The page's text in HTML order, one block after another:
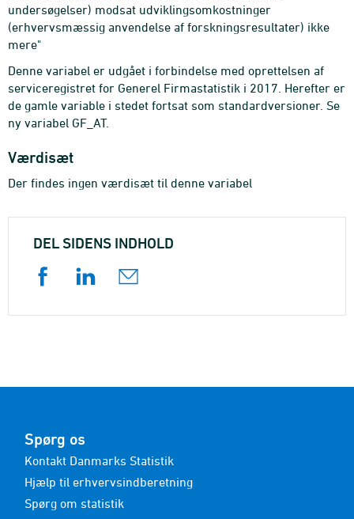
undersøgelser) modsat udviklingsomkostninger
(erhvervsmæssig anvendelse af forskningsresultater) ikke
mere"
Denne variabel er udgået i forbindelse med oprettelsen af
serviceregistret for Generel Firmastatistik i 2017. Herefter er
de gamle variable i stedet fortsat som standardversioner. Se
ny variabel GF_AT.
Værdisæt
Der findes ingen værdisæt til denne variabel
DEL SIDENS INDHOLD
Spørg os
Kontakt Danmarks Statistik
Hjælp til erhvervsindberetning
Spørg om statistik